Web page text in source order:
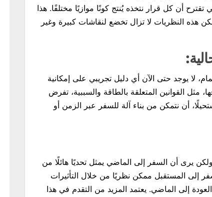
تقترح أن كل قرار نتخذه يُنتج كونًا موازيًا مختلفًا. هذا
هذه النظريات لا تزال تخضع لنقاشات كبيرة وغير
لا يوجد حتى الآن أي دليل تجريبي على إمكانية
مثل القوانين المتعلقة بالطاقة والسببية، تفرض
أن نتمكن من بناء آلة للسفر عبر الزمن أو
ولكن يرى أن السفر إلى الماضي يمثل تحديًا هائلًا من
إلى المستقبل ممكن نظريًا من خلال التأثيرات
إلى الماضي. يعتمد المزيد من التقدم في هذا